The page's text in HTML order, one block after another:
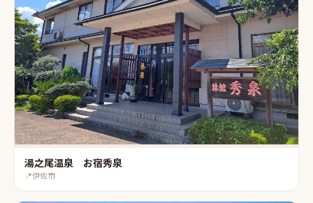
湯之尾温泉 お宿秀泉
📍伊佐市